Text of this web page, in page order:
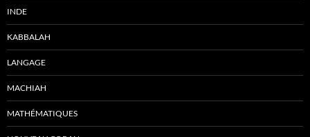
INDE
KABBALAH
LANGAGE
MACHIAH
MATHÉMATIQUES